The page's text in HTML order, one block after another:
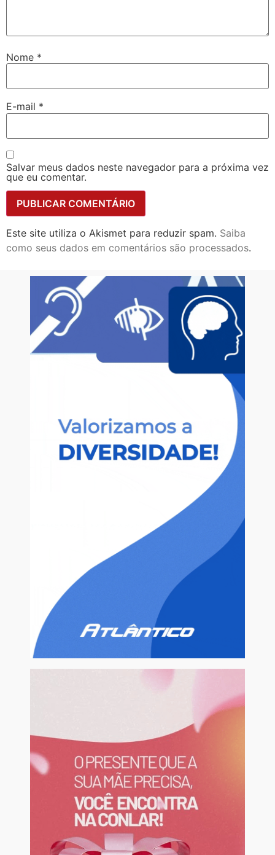
Nome *
E-mail *
Salvar meus dados neste navegador para a próxima vez
que eu comentar.
Este site utiliza o Akismet para reduzir spam. Saiba
como seus dados em comentários são processados.